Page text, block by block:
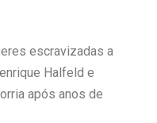
escravizadas a
Halfeld e
após anos de